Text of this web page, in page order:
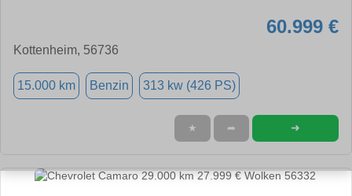
60.999 €
Kottenheim, 56736
15.000 km Benzin 313 kw (426 PS)
★ ➦ ➜